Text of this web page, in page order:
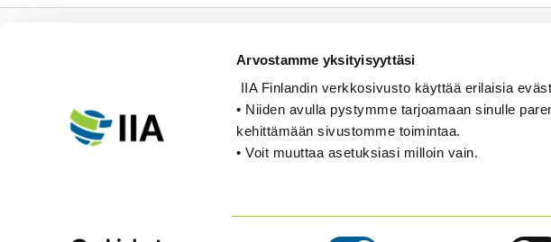
Arvostamme yksityisyyttäsi
IIA Finlandin verkkosivusto käyttää erilaisia
• Niiden avulla pystymme tarjoamaan sinulle
kehittämään sivustomme toimintaa.
• Voit muuttaa asetuksiasi milloin vain.
Oy Inreviso Ab
Energiakuja 3
FI 00180 Helsinki
Tel. +358 (0)50 505 6669